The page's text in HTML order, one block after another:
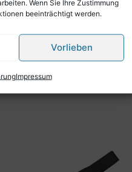
Wenn Sie Ihre Zustimmung
beeinträchtigt werden.
Vorlieben
Impressum